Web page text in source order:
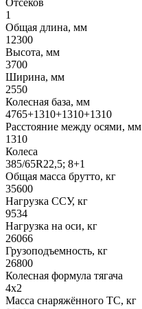
1
Общая длина, мм
12300
Высота, мм
3700
Ширина, мм
2550
Колесная база, мм
4765+1310+1310+1310
Расстояние между осями, мм
1310
Колеса
385/65R22,5; 8+1
Общая масса брутто, кг
35600
Нагрузка ССУ, кг
9534
Нагрузка на оси, кг
26066
Грузоподъемность, кг
26800
Колесная формула тягача
4x2
Масса снаряжённого ТС, кг